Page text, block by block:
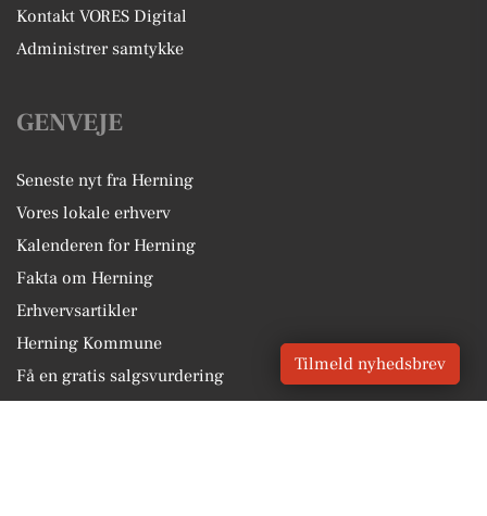
Kontakt VORES Digital
Administrer samtykke
GENVEJE
Seneste nyt fra Herning
Vores lokale erhverv
Kalenderen for Herning
Fakta om Herning
Erhvervsartikler
Herning Kommune
Få en gratis salgsvurdering
Tilmeld nyhedsbrev